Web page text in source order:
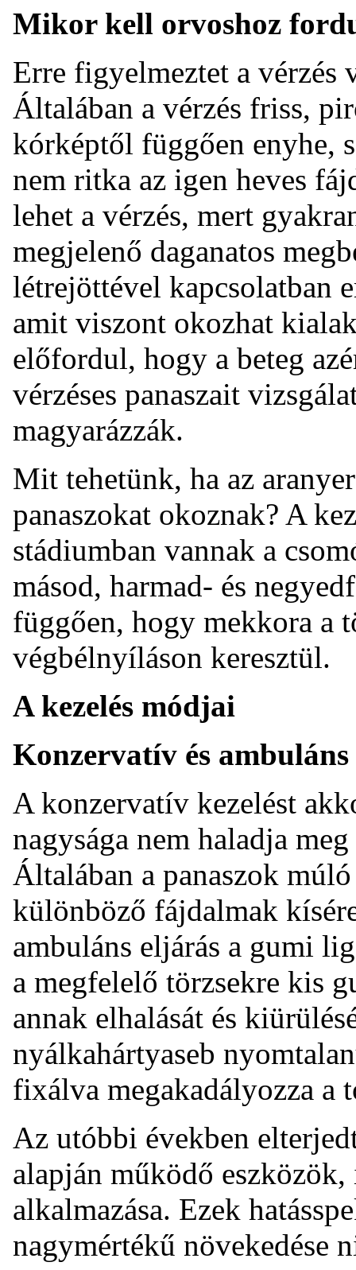
Mikor kell orvoshoz
Erre figyelmeztet a vérzés
Általában a vérzés friss,
kórképtől függően enyhe,
nem ritka az igen heves
lehet a vérzés, mert
megjelenő daganatos
létrejöttével kapcsolatban
amit viszont okozhat
előfordul, hogy a beteg
vérzéses panaszait
magyarázzák.
Mit tehetünk, ha az
panaszokat okoznak? A
stádiumban vannak a
másod, harmad- és
függően, hogy mekkora a
végbélnyíláson keresztül.
A kezelés módjai
Konzervatív és
A konzervatív kezelést
nagysága nem haladja
Általában a panaszok
különböző fájdalmak
ambuláns eljárás a gumi
a megfelelő törzsekre kis
annak elhalását és
nyálkahártyaseb
fixálva megakadályozza a
Az utóbbi években
alapján működő
alkalmazása. Ezek
nagymértékű növekedése